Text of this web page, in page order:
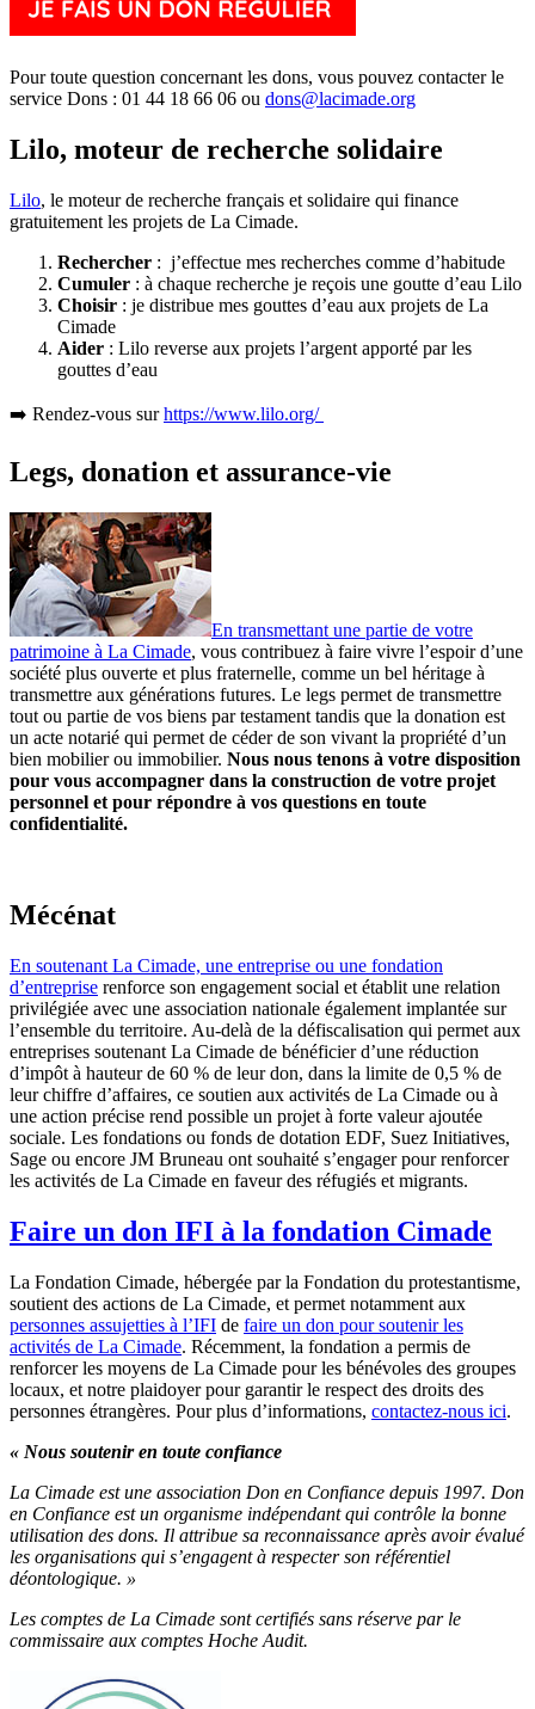
Pour toute question concernant les dons, vous pouvez contacter le
service Dons : 01 44 18 66 06 ou dons@lacimade.org
Lilo, moteur de recherche solidaire
Lilo, le moteur de recherche français et solidaire qui finance
gratuitement les projets de La Cimade.
Rechercher : j’effectue mes recherches comme d’habitude
Cumuler : à chaque recherche je reçois une goutte d’eau Lilo
Choisir : je distribue mes gouttes d’eau aux projets de La
Cimade
Aider : Lilo reverse aux projets l’argent apporté par les
gouttes d’eau
➡️ Rendez-vous surhttps://www.lilo.org/
Legs, donation et assurance-vie
En transmettant une partie de votre
patrimoine à La Cimade, vous contribuez à faire vivre l’espoir d’une
société plus ouverte et plus fraternelle, comme un bel héritage à
transmettre aux générations futures. Le legs permet de transmettre
tout ou partie de vos biens par testament tandis que la donation est
un acte notarié qui permet de céder de son vivant la propriété d’un
bien mobilier ou immobilier. Nous nous tenons à votre disposition
pour vous accompagner dans la construction de votre projet
personnel et pour répondre à vos questions en toute
confidentialité.
Mécénat
En soutenant La Cimade, une entreprise ou une fondation
d’entreprise renforce son engagement social et établit une relation
privilégiée avec une association nationale également implantée sur
l’ensemble du territoire. Au-delà de la défiscalisation qui permet aux
entreprises soutenant La Cimade de bénéficier d’une réduction
d’impôt à hauteur de 60 % de leur don, dans la limite de 0,5 % de
leur chiffre d’affaires, ce soutien aux activités de La Cimade ou à
une action précise rend possible un projet à forte valeur ajoutée
sociale. Les fondations ou fonds de dotation EDF, Suez Initiatives,
Sage ou encore JM Bruneau ont souhaité s’engager pour renforcer
les activités de La Cimade en faveur des réfugiés et migrants.
Faire un don IFI à la fondation Cimade
La Fondation Cimade, hébergée par la Fondation du protestantisme,
soutient des actions de La Cimade, et permet notamment aux
personnes assujetties à l’IFI de faire un don pour soutenir les
activités de La Cimade. Récemment, la fondation a permis de
renforcer les moyens de La Cimade pour les bénévoles des groupes
locaux, et notre plaidoyer pour garantir le respect des droits des
personnes étrangères. Pour plus d’informations, contactez-nous ici.
« Nous soutenir en toute confiance
La Cimade est une association Don en Confiance depuis 1997. Don
en Confiance est un organisme indépendant qui contrôle la bonne
utilisation des dons. Il attribue sa reconnaissance après avoir évalué
les organisations qui s’engagent à respecter son référentiel
déontologique. »
Les comptes de La Cimade sont certifiés sans réserve par le
commissaire aux comptes Hoche Audit.